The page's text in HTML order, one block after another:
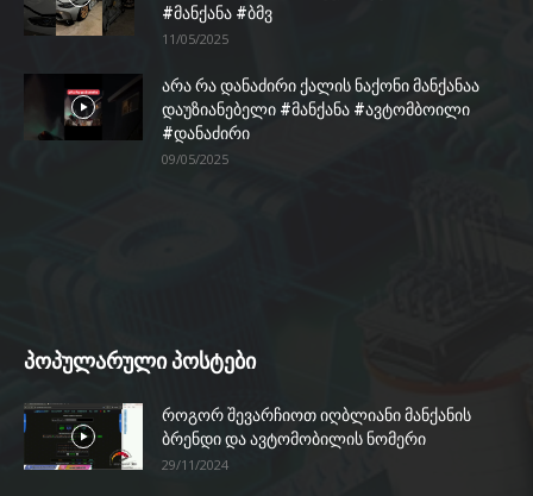
#მანქანა #ბმვ
11/05/2025
არა რა დანაძირი ქალის ნაქონი მანქანაა
დაუზიანებელი #მანქანა #ავტომბოილი
#დანაძირი
09/05/2025
პოპულარული პოსტები
როგორ შევარჩიოთ იღბლიანი მანქანის
ბრენდი და ავტომობილის ნომერი
29/11/2024